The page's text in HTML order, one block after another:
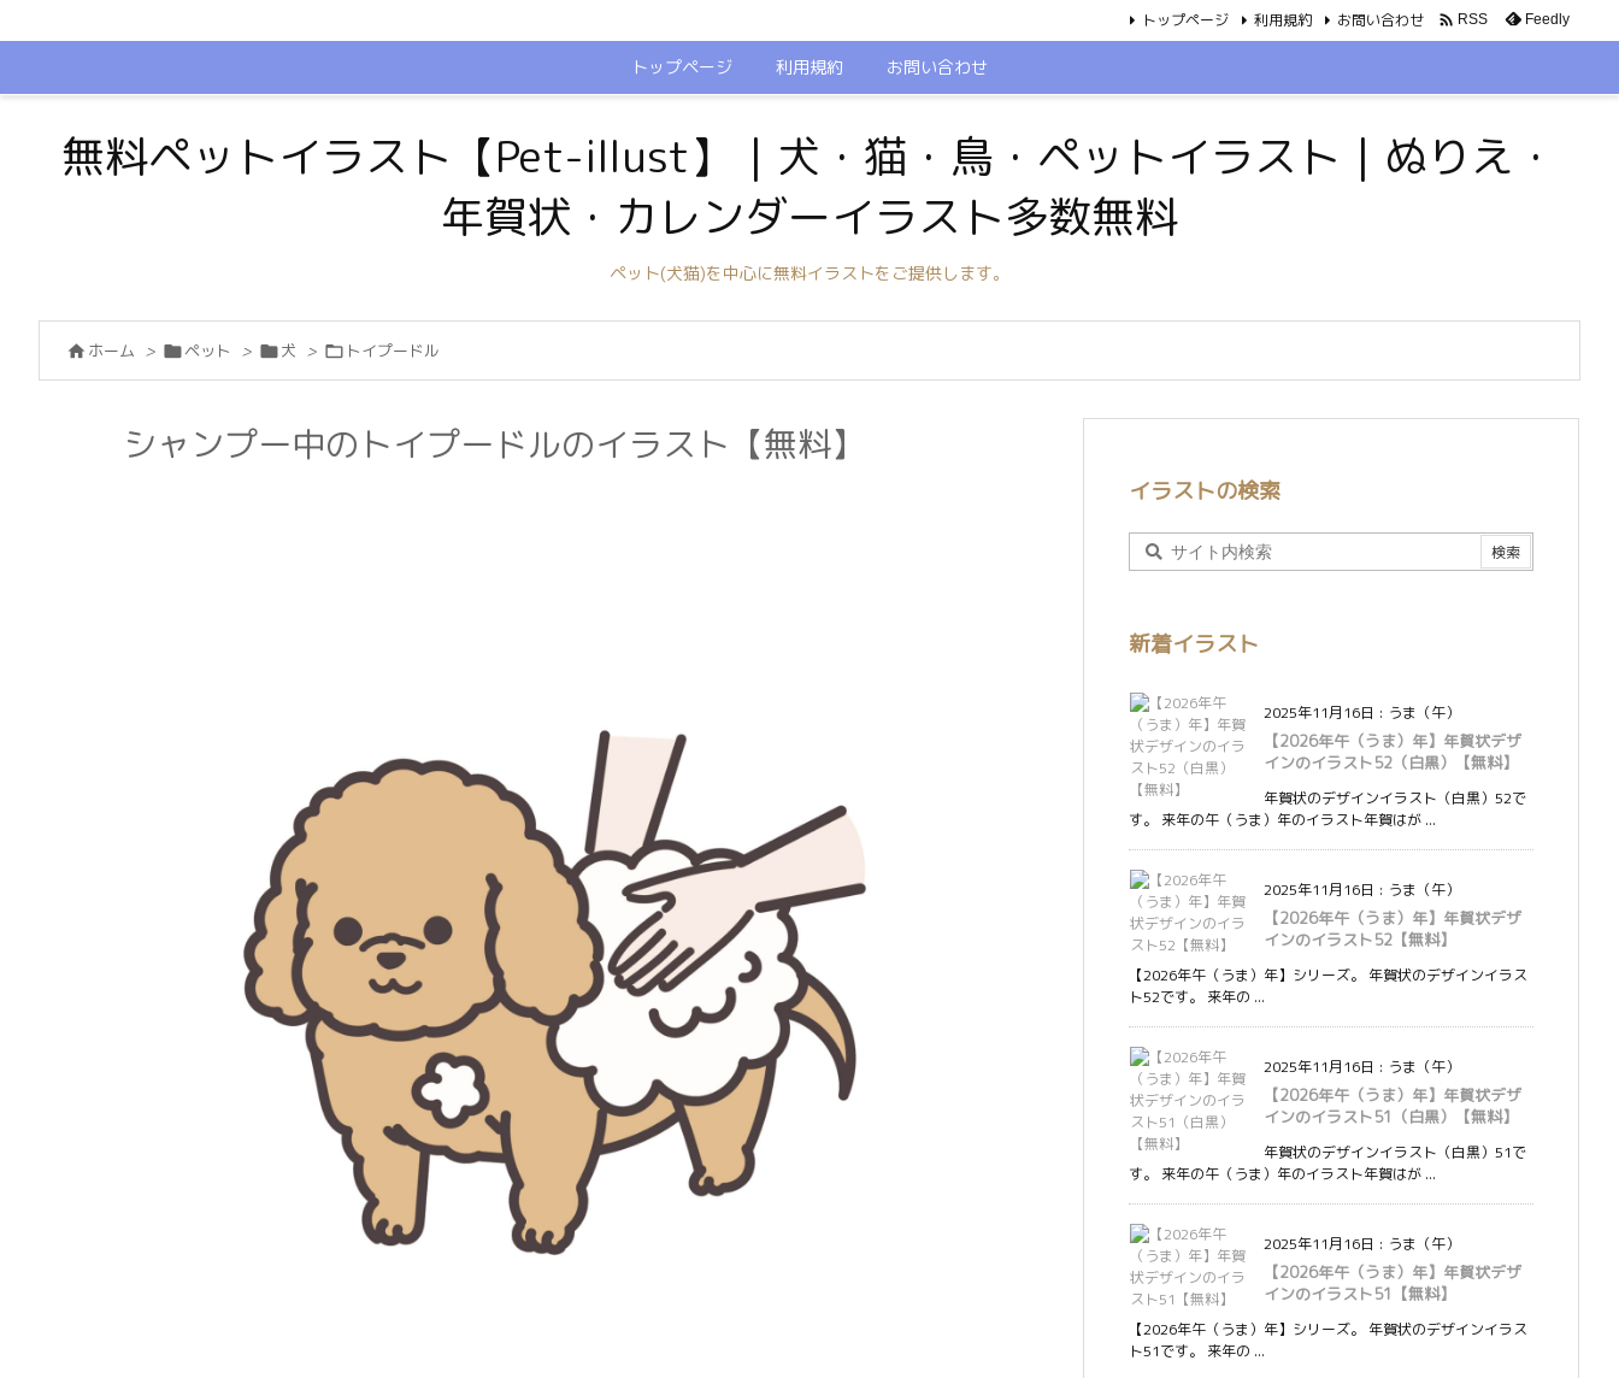
トップページ 利用規約 お問い合わせ
トップページ 利用規約 お問い合わせ  RSS Feedly
無料ペットイラスト【Pet-illust】｜犬・猫・鳥・ペットイラスト｜ぬりえ・
年賀状・カレンダーイラスト多数無料
ペット(犬猫)を中心に無料イラストをご提供します。
 ホーム > ペット > 犬 >  トイプードル
シャンプー中のトイプードルのイラスト【無料】
イラストの検索
新着イラスト
2025年11月16日 : うま（午）
【2026年午（うま）年】年賀状デザ
インのイラスト52（白黒）【無料】
年賀状のデザインイラスト（白黒）52で
す。 来年の午（うま）年のイラスト年賀はが ...
2025年11月16日 : うま（午）
【2026年午（うま）年】年賀状デザ
インのイラスト52【無料】
【2026年午（うま）年】シリーズ。 年賀状のデザインイラス
ト52です。 来年の ...
2025年11月16日 : うま（午）
【2026年午（うま）年】年賀状デザ
インのイラスト51（白黒）【無料】
年賀状のデザインイラスト（白黒）51で
す。 来年の午（うま）年のイラスト年賀はが ...
2025年11月16日 : うま（午）
【2026年午（うま）年】年賀状デザ
インのイラスト51【無料】
【2026年午（うま）年】シリーズ。 年賀状のデザインイラス
ト51です。 来年の ...